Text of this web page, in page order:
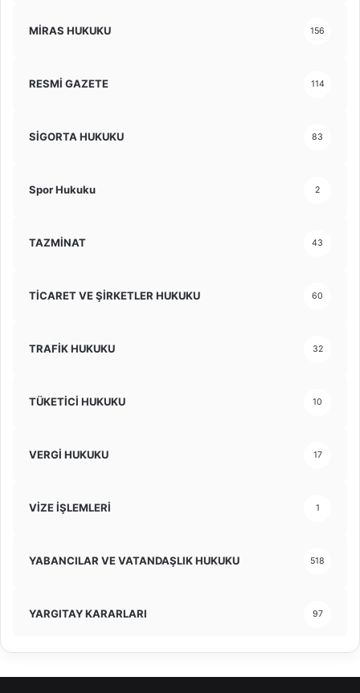
MİRAS HUKUKU 156
RESMİ GAZETE 114
SİGORTA HUKUKU 83
Spor Hukuku 2
TAZMİNAT 43
TİCARET VE ŞİRKETLER HUKUKU 60
TRAFİK HUKUKU 32
TÜKETİCİ HUKUKU 10
VERGİ HUKUKU 17
VİZE İŞLEMLERİ 1
YABANCILAR VE VATANDAŞLIK HUKUKU 518
YARGITAY KARARLARI 97